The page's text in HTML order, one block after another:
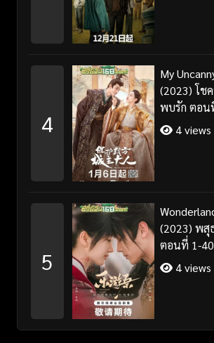
4
My
(2023) โช
พบรัก ตอน
ไทย/พากย์ไ
4 views
5
(2023) พสุ
ตอนที่ 1-
ไทย+พากย์
4 views